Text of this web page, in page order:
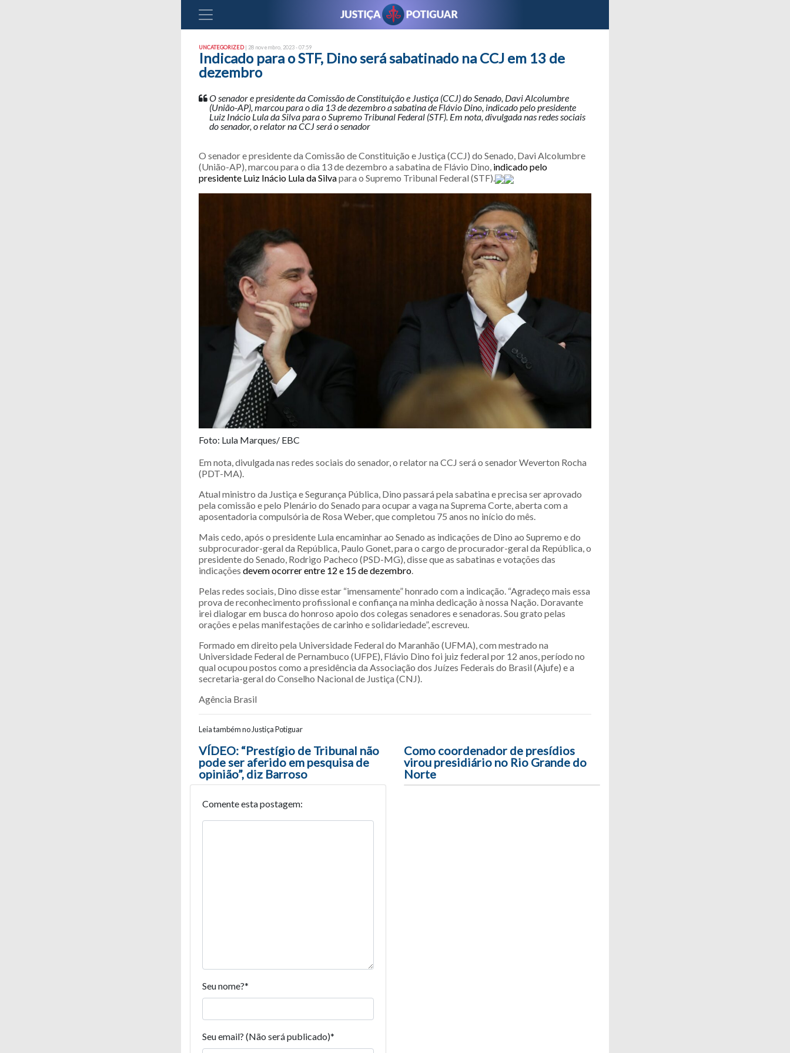
UNCATEGORIZED| 28 novembro, 2023 - 07:59
Indicado para o STF, Dino será sabatinado na CCJ em 13 de
dezembro
O senador e presidente da Comissão de Constituição e Justiça (CCJ) do Senado, Davi Alcolumbre
(União-AP), marcou para o dia 13 de dezembro a sabatina de Flávio Dino, indicado pelo presidente
Luiz Inácio Lula da Silva para o Supremo Tribunal Federal (STF). Em nota, divulgada nas redes sociais
do senador, o relator na CCJ será o senador
O senador e presidente da Comissão de Constituição e Justiça (CCJ) do Senado, Davi Alcolumbre
(União-AP), marcou para o dia 13 de dezembro a sabatina de Flávio Dino, indicado pelo
presidente Luiz Inácio Lula da Silvapara o Supremo Tribunal Federal (STF).
Foto: Lula Marques/ EBC
Em nota, divulgada nas redes sociais do senador, o relator na CCJ será o senador Weverton Rocha
(PDT-MA).
Atual ministro da Justiça e Segurança Pública, Dino passará pela sabatina e precisa ser aprovado
pela comissão e pelo Plenário do Senado para ocupar a vaga na Suprema Corte, aberta com a
aposentadoria compulsória de Rosa Weber, que completou 75 anos no início do mês.
Mais cedo, após o presidente Lula encaminhar ao Senado as indicações de Dino ao Supremo e do
subprocurador-geral da República, Paulo Gonet, para o cargo de procurador-geral da República, o
presidente do Senado, Rodrigo Pacheco (PSD-MG), disse que as sabatinas e votações das
indicações devem ocorrer entre 12 e 15 de dezembro.
Pelas redes sociais, Dino disse estar “imensamente” honrado com a indicação. “Agradeço mais essa
prova de reconhecimento profissional e confiança na minha dedicação à nossa Nação. Doravante
irei dialogar em busca do honroso apoio dos colegas senadores e senadoras. Sou grato pelas
orações e pelas manifestações de carinho e solidariedade”, escreveu.
Formado em direito pela Universidade Federal do Maranhão (UFMA), com mestrado na
Universidade Federal de Pernambuco (UFPE), Flávio Dino foi juiz federal por 12 anos, período no
qual ocupou postos como a presidência da Associação dos Juízes Federais do Brasil (Ajufe) e a
secretaria-geral do Conselho Nacional de Justiça (CNJ).
Agência Brasil
Leia também no Justiça Potiguar
Navegação entre posts
VÍDEO: “Prestígio de Tribunal não
pode ser aferido em pesquisa de
opinião”, diz Barroso
Como coordenador de presídios
virou presidiário no Rio Grande do
Norte
Comente esta postagem:
Seu nome?*
Seu email? (Não será publicado)*